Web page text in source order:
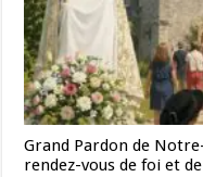
Grand Pardon de
rendez-vous de foi et